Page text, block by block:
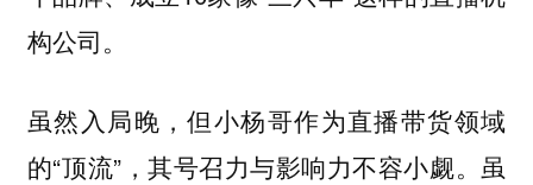
构公司。
虽然入局晚，但小杨哥作为直播带货领域
的“顶流”，其号召力与影响力不容小觑。虽